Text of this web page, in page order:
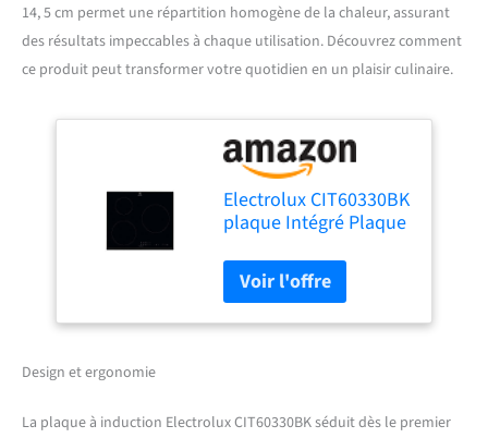
14, 5 cm permet une répartition homogène de la chaleur, assurant
des résultats impeccables à chaque utilisation. Découvrez comment
ce produit peut transformer votre quotidien en un plaisir culinaire.
Electrolux CIT60330BK
plaque Intégré Plaque
Noir - Plaques
(Intégré, Plaque avec
2500 W, Rond, 14,5 cm)
Design et ergonomie
La plaque à induction Electrolux CIT60330BK séduit dès le premier